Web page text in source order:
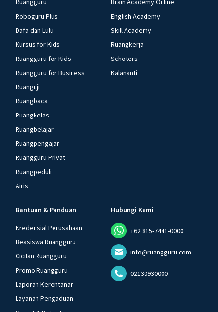
Ruangguru
Roboguru Plus
Dafa dan Lulu
Kursus for Kids
Ruangguru for Kids
Ruangguru for Business
Ruanguji
Ruangbaca
Ruangkelas
Ruangbelajar
Ruangpengajar
Ruangguru Privat
Ruangpeduli
Airis
Brain Academy Online
English Academy
Skill Academy
Ruangkerja
Schoters
Kalananti
Bantuan & Panduan
Kredensial Perusahaan
Beasiswa Ruangguru
Cicilan Ruangguru
Promo Ruangguru
Laporan Kerentanan
Layanan Pengaduan
Hubungi Kami
+62 815-7441-0000
info@ruangguru.com
02130930000